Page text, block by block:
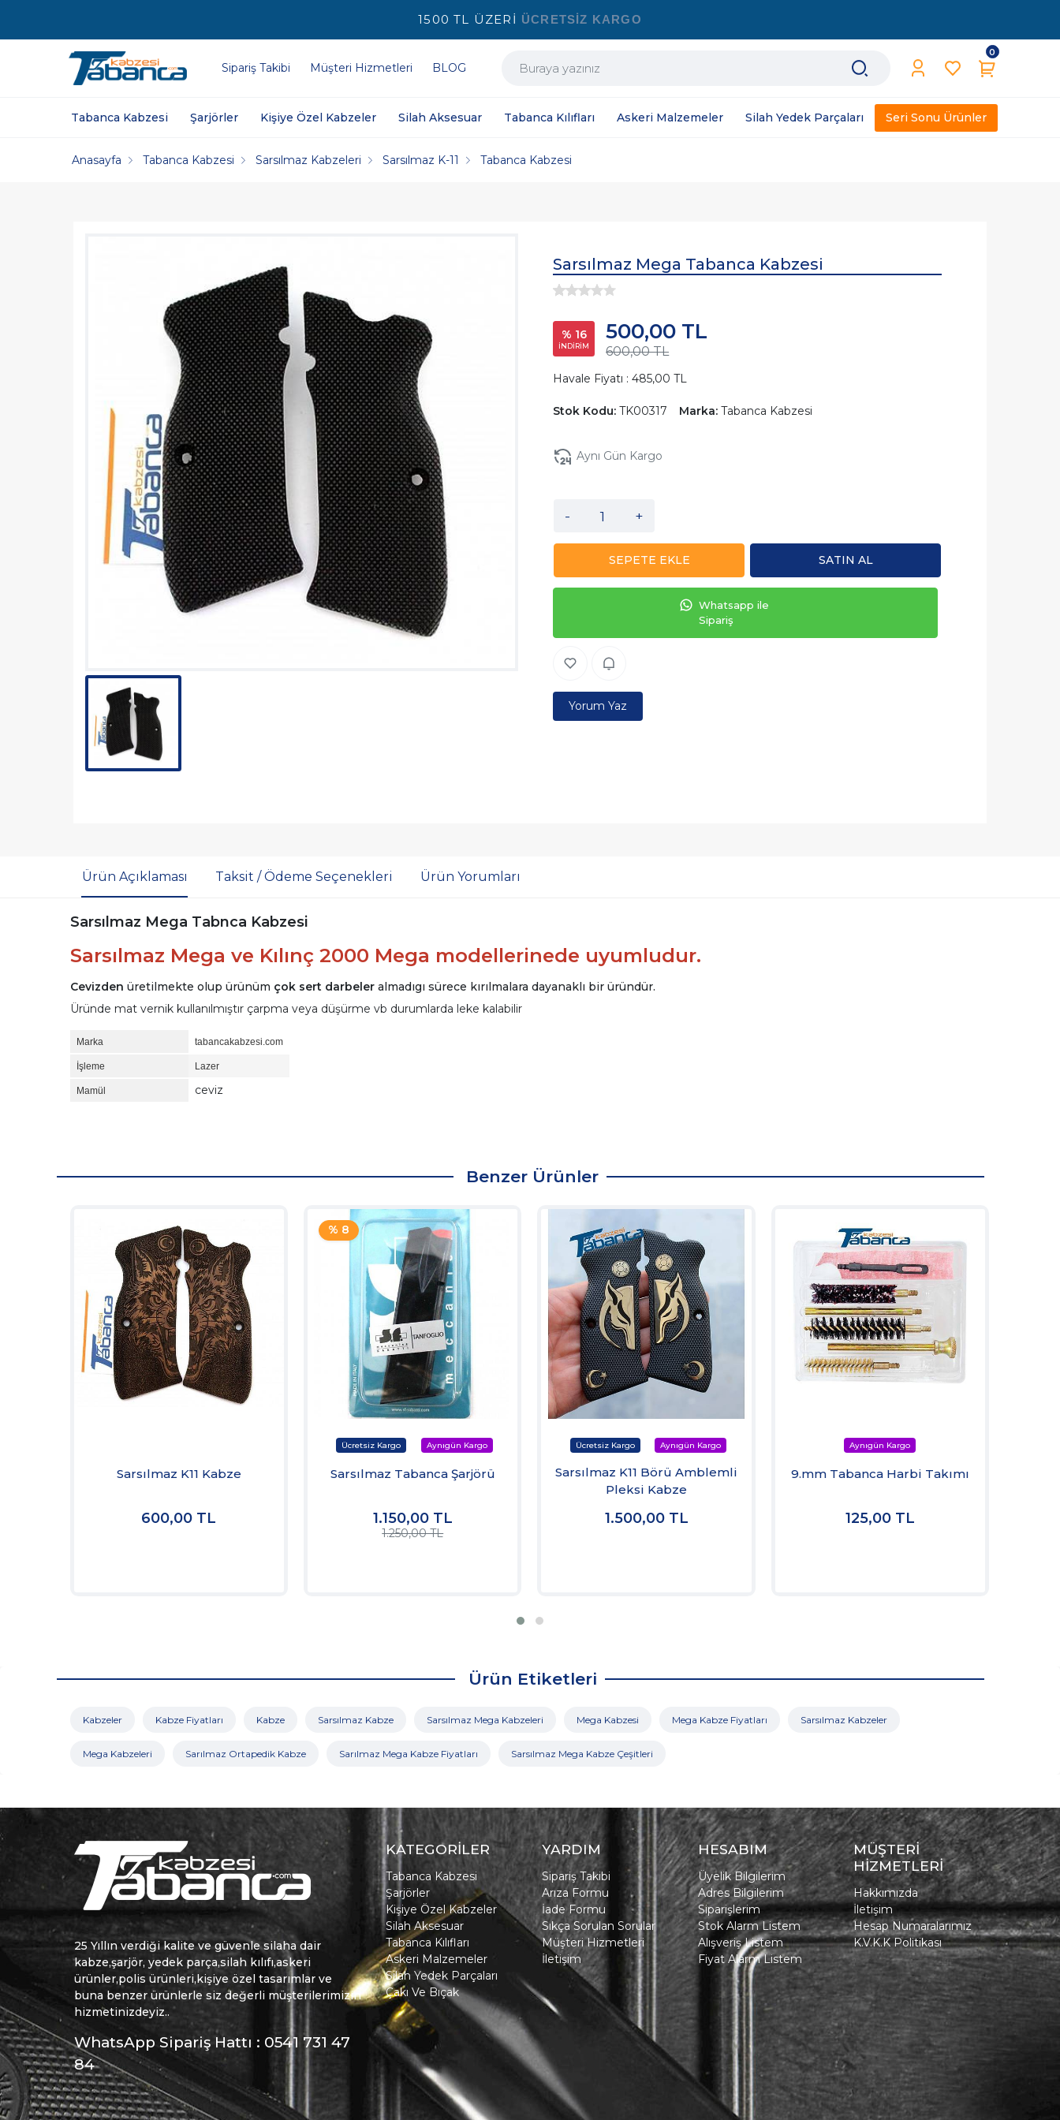
1500 TL ÜZERİ ÜCRETSİZ KARGO
Sipariş Takibi Müşteri Hizmetleri BLOG
0
Tabanca Kabzesi Şarjörler Kişiye Özel Kabzeler Silah Aksesuar Tabanca Kılıfları Askeri Malzemeler Silah Yedek Parçaları Seri Sonu Ürünler
Anasayfa Tabanca Kabzesi Sarsılmaz Kabzeleri Sarsılmaz K-11 Tabanca Kabzesi
Sarsılmaz Mega Tabanca Kabzesi
% 16
İNDİRİM 600,00 TL
500,00 TL
Havale Fiyatı : 485,00 TL
Stok Kodu: TK00317 Marka: Tabanca Kabzesi
Aynı Gün Kargo
- +
SEPETE EKLE SATIN AL
Whatsapp ile
Sipariş
Yorum Yaz
Ürün Açıklaması Taksit / Ödeme Seçenekleri Ürün Yorumları
Sarsılmaz Mega Tabnca Kabzesi
Sarsılmaz Mega ve Kılınç 2000 Mega modellerinede uyumludur.
Cevizden üretilmekte olup ürünüm çok sert darbeleralmadıgı sürece kırılmalara dayanaklı bir üründür.
Üründe mat vernik kullanılmıştır çarpma veya düşürme vb durumlarda leke kalabilir
Marka tabancakabzesi.com
İşleme Lazer
Mamül ceviz
Benzer Ürünler
Sarsılmaz K11 Kabze
600,00 TL
% 8
Sarsılmaz Tabanca Şarjörü
1.150,00 TL
1.250,00 TL
Sarsılmaz K11 Börü Amblemli
Pleksi Kabze
1.500,00 TL
9.mm Tabanca Harbi Takımı
125,00 TL
Ürün Etiketleri
Kabzeler Kabze Fiyatları Kabze Sarsılmaz Kabze Sarsılmaz Mega Kabzeleri Mega Kabzesi Mega Kabze Fiyatları Sarsılmaz Kabzeler
Mega Kabzeleri Sarılmaz Ortapedik Kabze Sarılmaz Mega Kabze Fiyatları Sarsılmaz Mega Kabze Çeşitleri
25 Yıllın verdiği kalite ve güvenle silaha dair
kabze,şarjör, yedek parça,silah kılıfı,askeri
ürünler,polis ürünleri,kişiye özel tasarımlar ve
buna benzer ürünlerle siz değerli müşterilerimizin
hizmetinizdeyiz..
WhatsApp Sipariş Hattı : 0541 731 47
84
KATEGORİLER
Tabanca Kabzesi
Şarjörler
Kişiye Özel Kabzeler
Silah Aksesuar
Tabanca Kılıfları
Askeri Malzemeler
Silah Yedek Parçaları
Çakı Ve Bıçak
YARDIM
Sipariş Takibi
Arıza Formu
İade Formu
Sıkça Sorulan Sorular
Müşteri Hizmetleri
İletişim
HESABIM
Üyelik Bilgilerim
Adres Bilgilerim
Siparişlerim
Stok Alarm Listem
Alışveriş Listem
Fiyat Alarm Listem
MÜŞTERİ
HİZMETLERİ
Hakkımızda
İletişim
Hesap Numaralarımız
K.V.K.K Politikası